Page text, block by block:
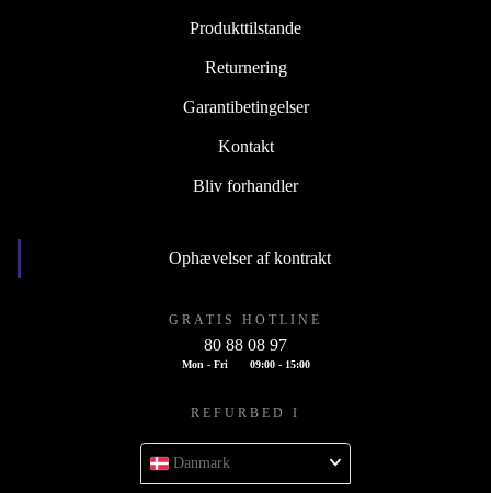
Produkttilstande
Returnering
Garantibetingelser
Kontakt
Bliv forhandler
Ophævelser af kontrakt
GRATIS HOTLINE
80 88 08 97
Mon - Fri 09:00 - 15:00
REFURBED I
Danmark